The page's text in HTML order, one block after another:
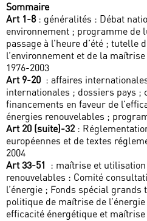
Sommaire
Art 1-8: généralités : Débat
environnement ; programme de
passage à l’heure d’été ; tutelle
l’environnement et de la maîtrise
1976-2003
Art 9-20 : affaires
internationales ; dossiers pays ;
financements en faveur de
énergies renouvelables ;
Art 20 (suite)-32 :
européennes et de textes
2004
Art 33-51 : maîtrise et utilisation
renouvelables : Comité
l’énergie ; Fonds spécial grands
politique de maîtrise de
efficacité énergétique et maîtrise